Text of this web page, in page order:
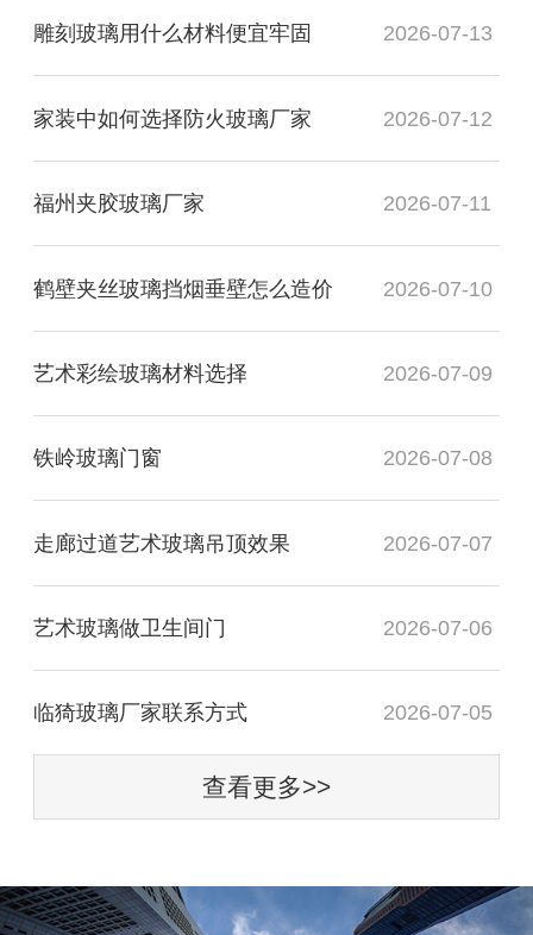
雕刻玻璃用什么材料便宜牢固 2026-07-13
家装中如何选择防火玻璃厂家 2026-07-12
福州夹胶玻璃厂家 2026-07-11
鹤壁夹丝玻璃挡烟垂壁怎么造价 2026-07-10
艺术彩绘玻璃材料选择 2026-07-09
铁岭玻璃门窗 2026-07-08
走廊过道艺术玻璃吊顶效果 2026-07-07
艺术玻璃做卫生间门 2026-07-06
临猗玻璃厂家联系方式 2026-07-05
查看更多>>